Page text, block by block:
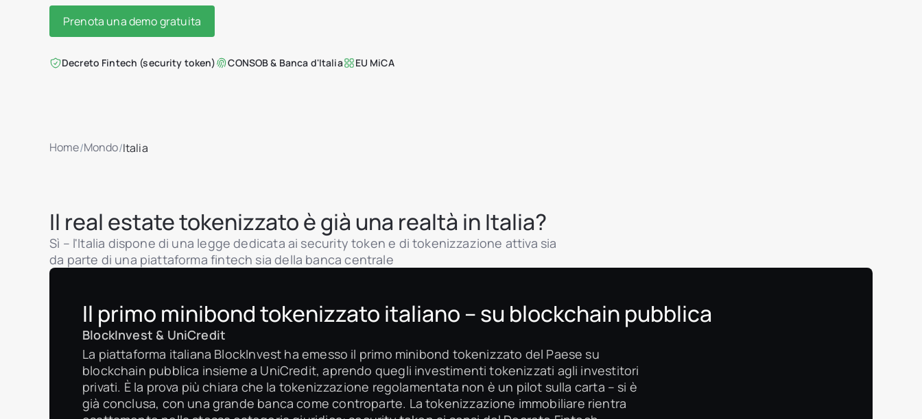
Prenota una demo gratuita
Decreto Fintech (security token) CONSOB & Banca d'Italia EU MiCA
Home/Mondo/Italia
Il real estate tokenizzato è già una realtà in Italia?
Sì – l'Italia dispone di una legge dedicata ai security token e di tokenizzazione attiva sia
da parte di una piattaforma fintech sia della banca centrale
Il primo minibond tokenizzato italiano – su blockchain pubblica
BlockInvest & UniCredit
La piattaforma italiana BlockInvest ha emesso il primo minibond tokenizzato del Paese su
blockchain pubblica insieme a UniCredit, aprendo quegli investimenti tokenizzati agli investitori
privati. È la prova più chiara che la tokenizzazione regolamentata non è un pilot sulla carta – si è
già conclusa, con una grande banca come controparte. La tokenizzazione immobiliare rientra